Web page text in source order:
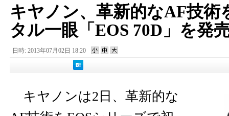
キヤノン、革新的なAF技術
タル一眼「EOS 70D」を発
日時: 2013年07月02日 18:20
キヤノンは2日、革新的な